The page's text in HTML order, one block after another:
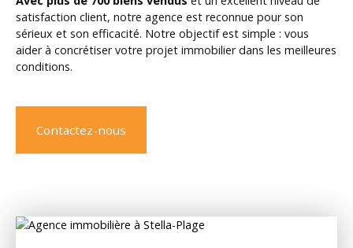
satisfaction client, notre agence est reconnue pour son
sérieux et son efficacité. Notre objectif est simple : vous
aider à concrétiser votre projet immobilier dans les meilleures
conditions.
Contactez-nous